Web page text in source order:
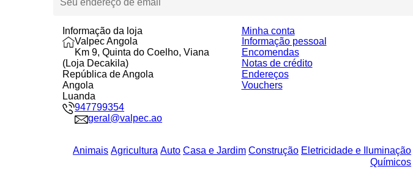
Informação da loja
Valpec Angola
Km 9, Quinta do Coelho, Viana
(Loja Decakila)
República de Angola
Angola
Luanda
947799354
geral@valpec.ao
Minha conta
Informação pessoal
Encomendas
Notas de crédito
Endereços
Vouchers
Animais Agricultura Auto Casa e Jardim Construção Eletricidade e Iluminação
Químicos